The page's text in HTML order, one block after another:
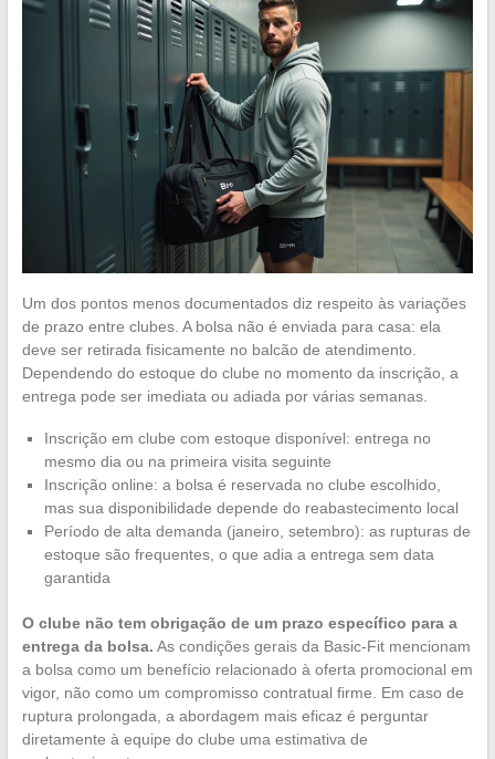
Um dos pontos menos documentados diz respeito às variações
de prazo entre clubes. A bolsa não é enviada para casa: ela
deve ser retirada fisicamente no balcão de atendimento.
Dependendo do estoque do clube no momento da inscrição, a
entrega pode ser imediata ou adiada por várias semanas.
Inscrição em clube com estoque disponível: entrega no
mesmo dia ou na primeira visita seguinte
Inscrição online: a bolsa é reservada no clube escolhido,
mas sua disponibilidade depende do reabastecimento local
Período de alta demanda (janeiro, setembro): as rupturas de
estoque são frequentes, o que adia a entrega sem data
garantida
O clube não tem obrigação de um prazo específico para a
entrega da bolsa. As condições gerais da Basic-Fit mencionam
a bolsa como um benefício relacionado à oferta promocional em
vigor, não como um compromisso contratual firme. Em caso de
ruptura prolongada, a abordagem mais eficaz é perguntar
diretamente à equipe do clube uma estimativa de